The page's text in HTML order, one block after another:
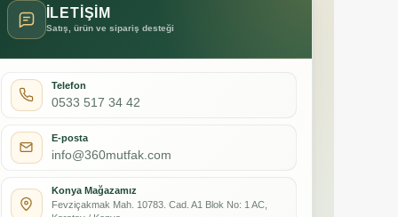
İLETİŞİM
Satış, ürün ve sipariş desteği
Telefon
0533 517 34 42
E-posta
info@360mutfak.com
Konya Mağazamız
Fevziçakmak Mah. 10783. Cad. A1 Blok No: 1 AC,